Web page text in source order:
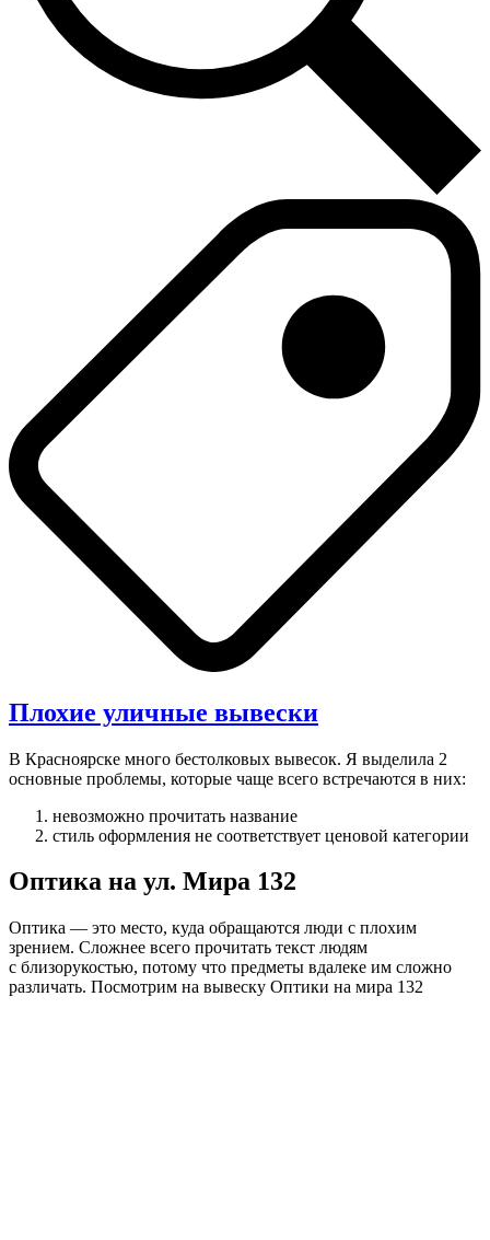
Плохие уличные вывески
В Красноярске много бестолковых вывесок. Я выделила 2
основные проблемы, которые чаще всего встречаются в них:
невозможно прочитать название
стиль оформления не соответствует ценовой категории
Оптика на ул. Мира 132
Оптика — это место, куда обращаются люди с плохим
зрением. Сложнее всего прочитать текст людям
с близорукостью, потому что предметы вдалеке им сложно
различать. Посмотрим на вывеску Оптики на мира 132